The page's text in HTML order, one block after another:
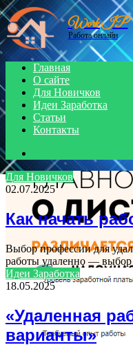
Menu
Work IP
Работа онлайн
Главная
О сайте
Для Новичков
Идеи Заработка
Статьи
Контакты
Для Новичков
02.07.2025
Как начать
Выбор профессии для
работы удаленно —
Идеи Заработка
18.05.2025
«Удаленная
варианты»